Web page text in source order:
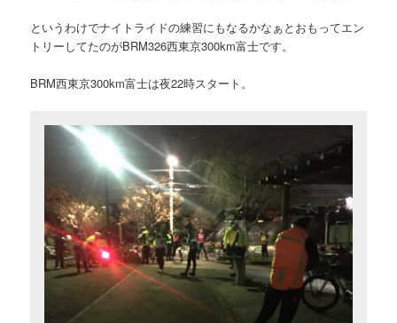
というわけでナイトライドの練習にもなるかなぁとおもってエン
トリーしてたのがBRM326西東京300km富士です。
BRM西東京300km富士は夜22時スタート。